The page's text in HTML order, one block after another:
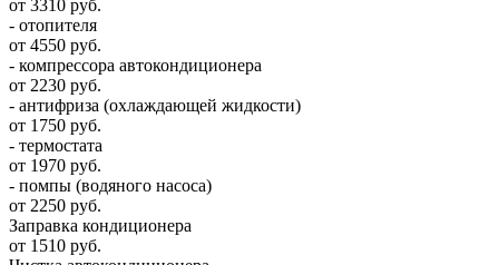
от 3310 руб.
- отопителя
от 4550 руб.
- компрессора автокондиционера
от 2230 руб.
- антифриза (охлаждающей жидкости)
от 1750 руб.
- термостата
от 1970 руб.
- помпы (водяного насоса)
от 2250 руб.
Заправка кондиционера
от 1510 руб.